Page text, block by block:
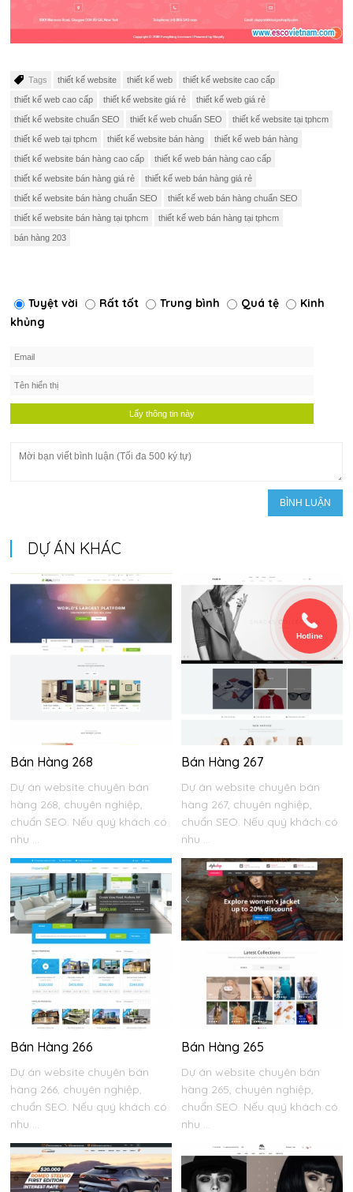
Tags thiết kế website thiết kế web thiết kế website cao cấp
thiết kế web cao cấp thiết kế website giá rẻ thiết kế web giá rẻ
thiết kế website chuẩn SEO thiết kế web chuẩn SEO thiết kế website tại tphcm
thiết kế web tại tphcm thiết kế website bán hàng thiết kế web bán hàng
thiết kế website bán hàng cao cấp thiết kế web bán hàng cao cấp
thiết kế website bán hàng giá rẻ thiết kế web bán hàng giá rẻ
thiết kế website bán hàng chuẩn SEO thiết kế web bán hàng chuẩn SEO
thiết kế website bán hàng tại tphcm thiết kế web bán hàng tại tphcm
bán hàng 203
Tuyệt vời Rất tốt Trung bình Quá tệ
Kinh
khủng
DỰ ÁN KHÁC
Bán Hàng 268
Dự án website chuyên bán
hàng 268, chuyên nghiệp,
chuẩn SEO. Nếu quý khách có
nhu ...
Bán Hàng 267
Dự án website chuyên bán
hàng 267, chuyên nghiệp,
chuẩn SEO. Nếu quý khách có
nhu ...
Bán Hàng 266
Dự án website chuyên bán
hàng 266, chuyên nghiệp,
chuẩn SEO. Nếu quý khách có
nhu ...
Bán Hàng 265
Dự án website chuyên bán
hàng 265, chuyên nghiệp,
chuẩn SEO. Nếu quý khách có
nhu ...
Hotline